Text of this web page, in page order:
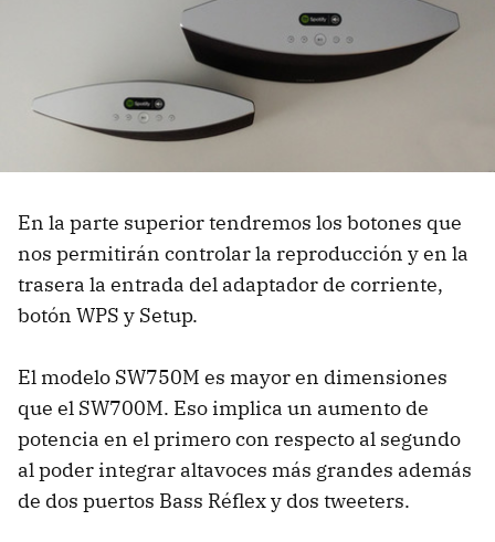
En la parte superior tendremos los botones que
nos permitirán controlar la reproducción y en la
trasera la entrada del adaptador de corriente,
botón WPS y Setup.
El modelo SW750M es mayor en dimensiones
que el SW700M. Eso implica un aumento de
potencia en el primero con respecto al segundo
al poder integrar altavoces más grandes además
de dos puertos Bass Réflex y dos tweeters.